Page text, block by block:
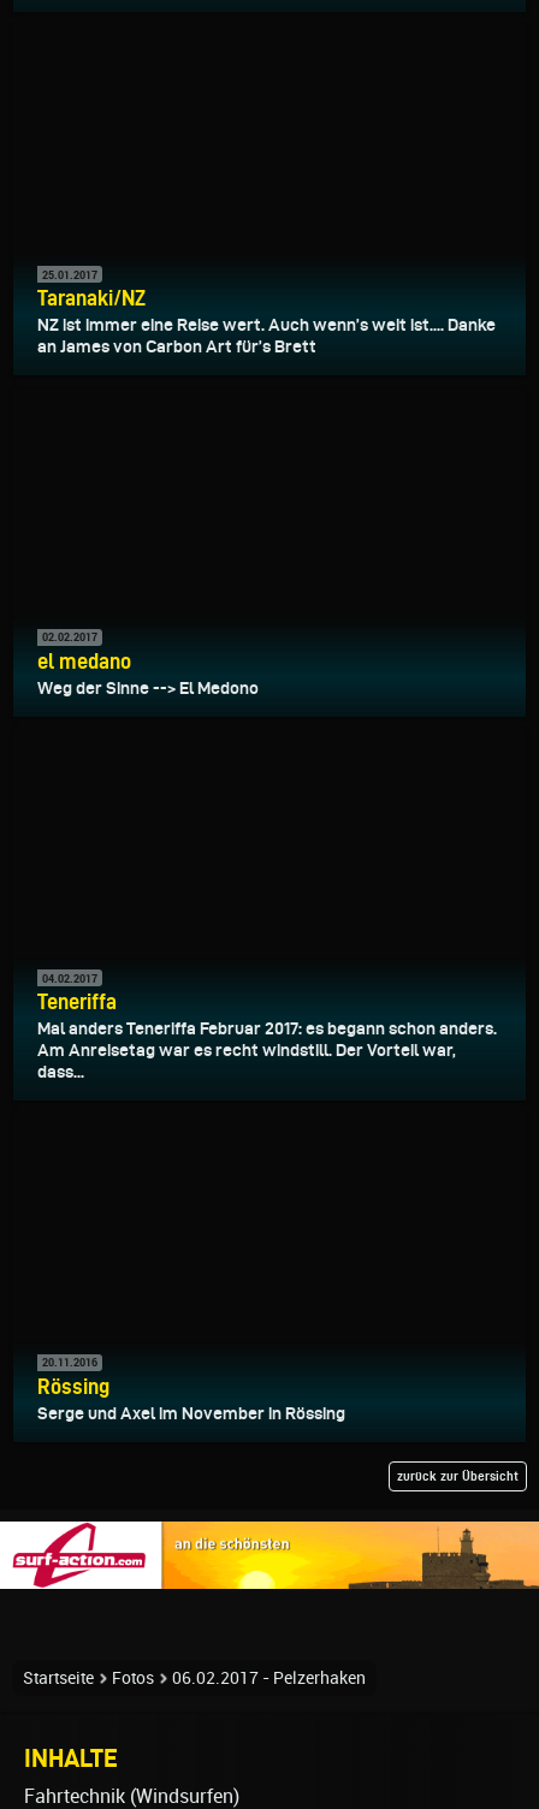
25.01.2017
Taranaki/NZ
NZ ist immer eine Reise wert. Auch wenn’s weit ist.... Danke
an James von Carbon Art für’s Brett
02.02.2017
el medano
Weg der Sinne --> El Medono
04.02.2017
Teneriffa
Mal anders Teneriffa Februar 2017: es begann schon anders.
Am Anreisetag war es recht windstill. Der Vorteil war,
dass...
20.11.2016
Rössing
Serge und Axel im November in Rössing
zurück zur Übersicht
Startseite Fotos 06.02.2017 - Pelzerhaken
INHALTE
Fahrtechnik (Windsurfen)